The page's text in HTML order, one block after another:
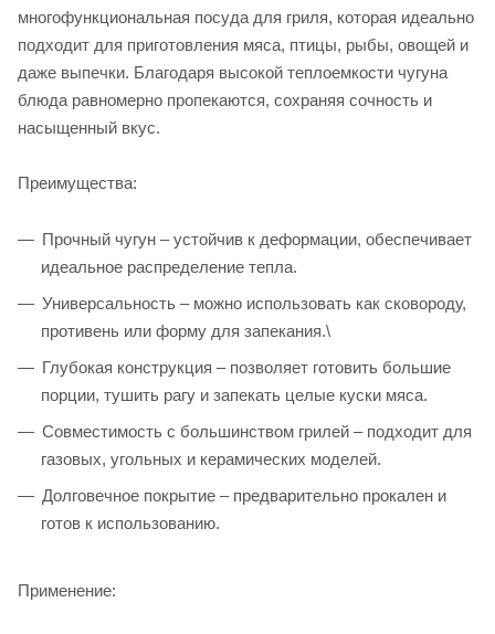
многофункциональная посуда для гриля, которая идеально
подходит для приготовления мяса, птицы, рыбы, овощей и
даже выпечки. Благодаря высокой теплоемкости чугуна
блюда равномерно пропекаются, сохраняя сочность и
насыщенный вкус.
Преимущества:
Прочный чугун – устойчив к деформации, обеспечивает
идеальное распределение тепла.
Универсальность – можно использовать как сковороду,
противень или форму для запекания.\
Глубокая конструкция – позволяет готовить большие
порции, тушить рагу и запекать целые куски мяса.
Совместимость с большинством грилей – подходит для
газовых, угольных и керамических моделей.
Долговечное покрытие – предварительно прокален и
готов к использованию.
Применение: